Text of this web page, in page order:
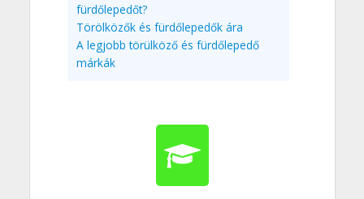
fürdőlepedőt?
Törölközők és fürdőlepedők ára
A legjobb törülköző és fürdőlepedő
márkák